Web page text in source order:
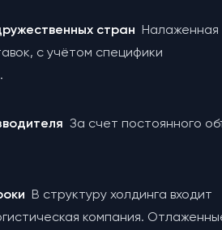
стран Налаженная
с учётом специфики
За счет постоянного
В структуру холдинга входит
компания.